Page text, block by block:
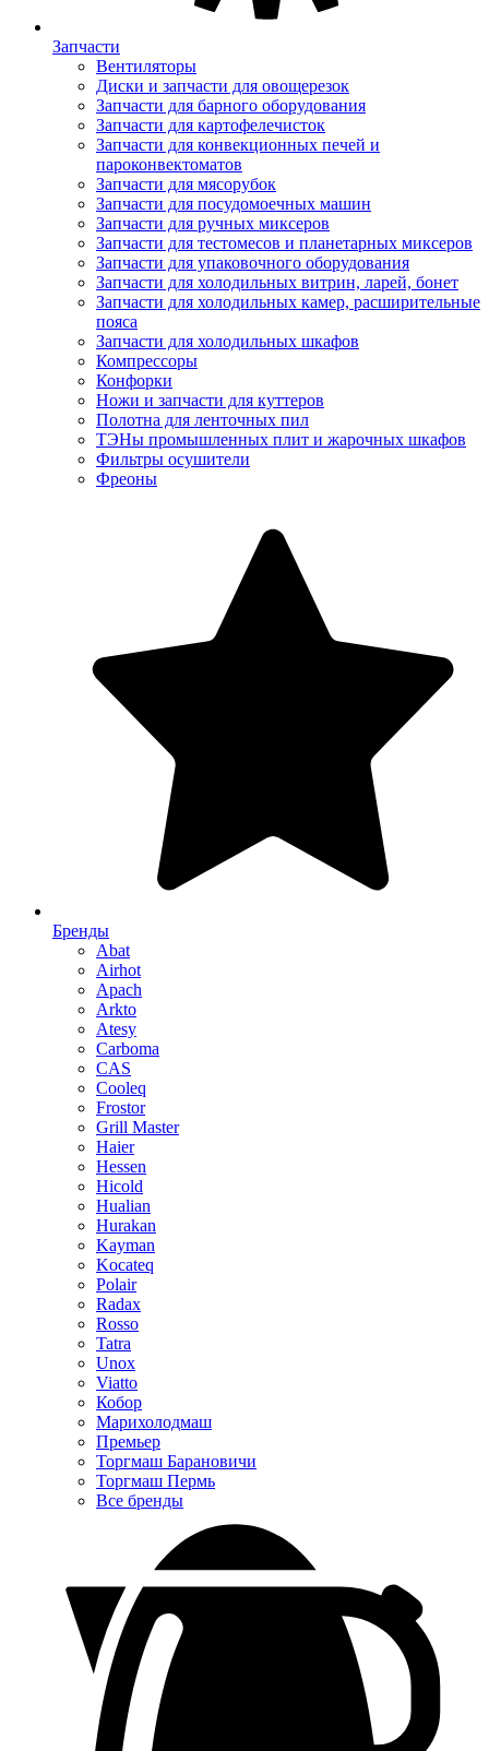
Запчасти
Вентиляторы
Диски и запчасти для овощерезок
Запчасти для барного оборудования
Запчасти для картофелечисток
Запчасти для конвекционных печей и
пароконвектоматов
Запчасти для мясорубок
Запчасти для посудомоечных машин
Запчасти для ручных миксеров
Запчасти для тестомесов и планетарных миксеров
Запчасти для упаковочного оборудования
Запчасти для холодильных витрин, ларей, бонет
Запчасти для холодильных камер, расширительные
пояса
Запчасти для холодильных шкафов
Компрессоры
Конфорки
Ножи и запчасти для куттеров
Полотна для ленточных пил
ТЭНы промышленных плит и жарочных шкафов
Фильтры осушители
Фреоны
Бренды
Abat
Airhot
Apach
Arkto
Atesy
Carboma
CAS
Cooleq
Frostor
Grill Master
Haier
Hessen
Hicold
Hualian
Hurakan
Kayman
Kocateq
Polair
Radax
Rosso
Tatra
Unox
Viatto
Кобор
Марихолодмаш
Премьер
Торгмаш Барановичи
Торгмаш Пермь
Все бренды